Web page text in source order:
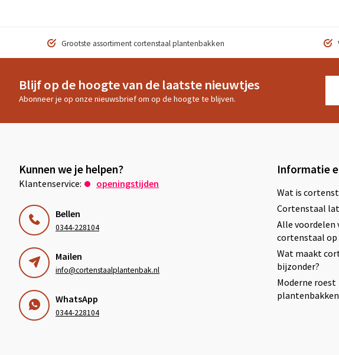
Grootste assortiment cortenstaal plantenbakken
Blijf op de hoogte van de laatste nieuwtjes
Abonneer je op onze nieuwsbrief om op de hoogte te blijven.
Kunnen we je helpen?
Klantenservice: openingstijden
Bellen
0344-228104
Mailen
info@cortenstaalplantenbak.nl
WhatsApp
0344-228104
Informatie
Wat is
Cortenstaal
Alle voordelen
cortenstaal op
Wat maakt
bijzonder?
Moderne roest
plantenbakken